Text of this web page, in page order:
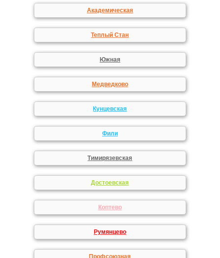
Академическая
Теплый Стан
Южная
Медведково
Кунцевская
Фили
Тимирязевская
Достоевская
Коптево
Румянцево
Профсоюзная